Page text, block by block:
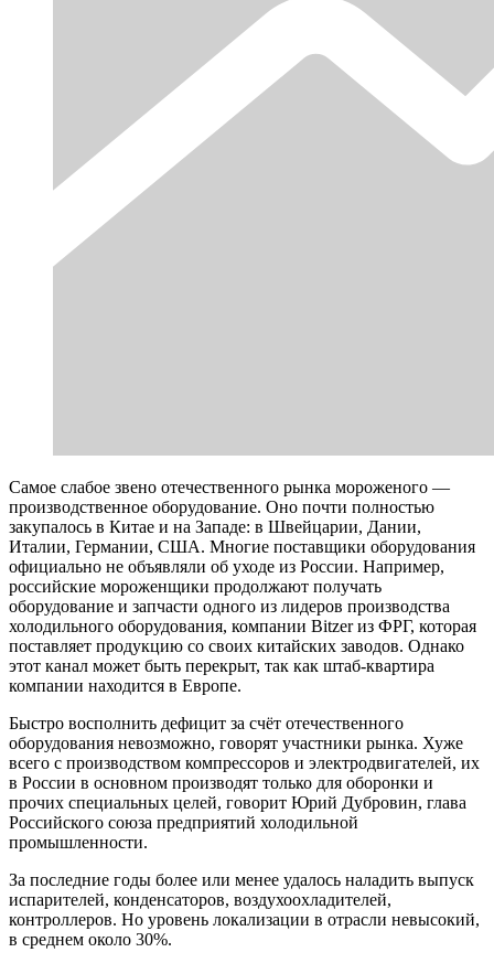
Самое слабое звено отечественного рынка мороженого —
производственное оборудование. Оно почти полностью
закупалось в Китае и на Западе: в Швейцарии, Дании,
Италии, Германии, США. Многие поставщики оборудования
официально не объявляли об уходе из России. Например,
российские мороженщики продолжают получать
оборудование и запчасти одного из лидеров производства
холодильного оборудования, компании Bitzer из ФРГ, которая
поставляет продукцию со своих китайских заводов. Однако
этот канал может быть перекрыт, так как штаб-квартира
компании находится в Европе.
Быстро восполнить дефицит за счёт отечественного
оборудования невозможно, говорят участники рынка. Хуже
всего с производством компрессоров и электродвигателей, их
в России в основном производят только для оборонки и
прочих специальных целей, говорит Юрий Дубровин, глава
Российского союза предприятий холодильной
промышленности.
За последние годы более или менее удалось наладить выпуск
испарителей, конденсаторов, воздухоохладителей,
контроллеров. Но уровень локализации в отрасли невысокий,
в среднем около 30%.